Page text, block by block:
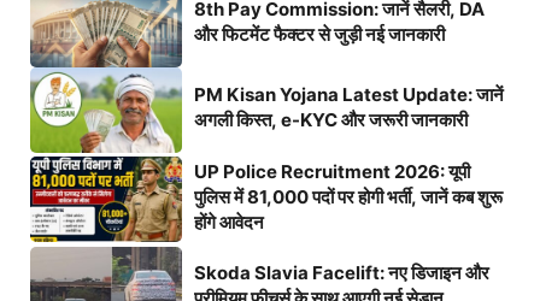
8th Pay Commission: जानें सैलरी, DA
और फिटमेंट फैक्टर से जुड़ी नई जानकारी
PM Kisan Yojana Latest Update: जानें
अगली किस्त, e-KYC और जरूरी जानकारी
UP Police Recruitment 2026: यूपी
पुलिस में 81,000 पदों पर होगी भर्ती, जानें कब शुरू
होंगे आवेदन
Skoda Slavia Facelift: नए डिजाइन और